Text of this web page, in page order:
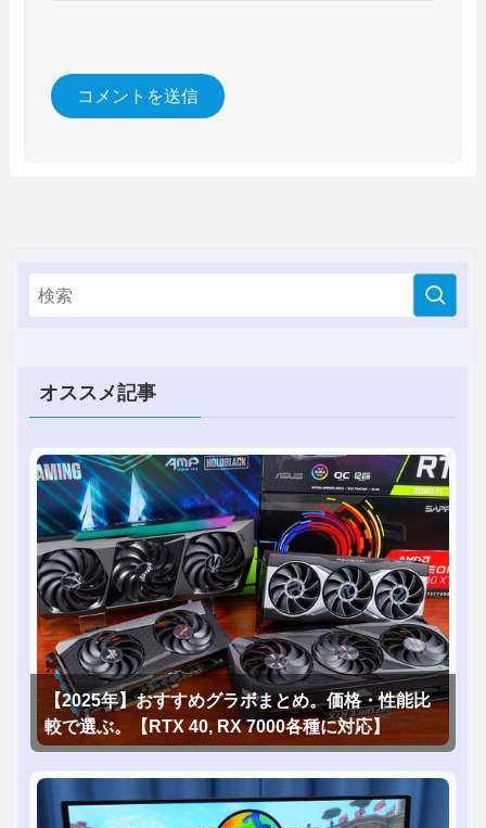
オススメ記事
【2025年】おすすめグラボまとめ。価格・性能比
較で選ぶ。【RTX 40, RX 7000各種に対応】